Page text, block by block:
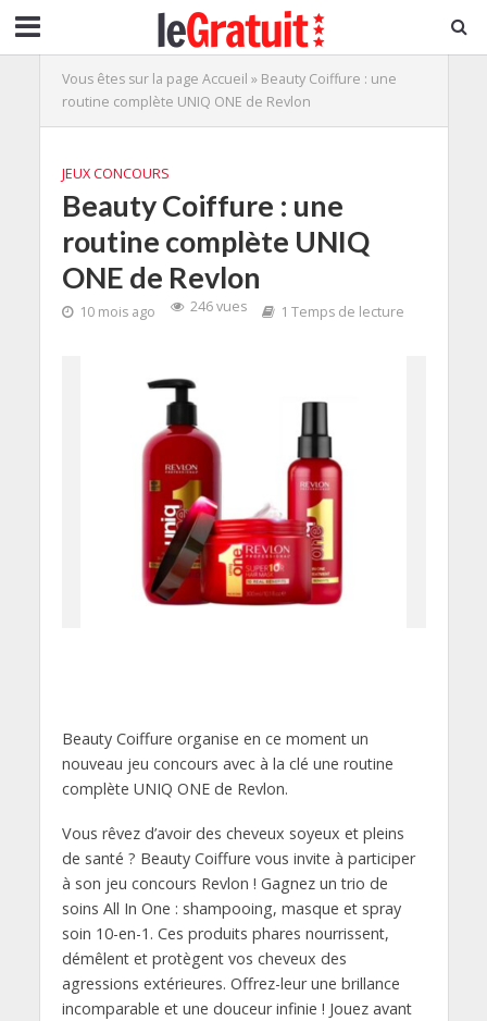
Vous êtes sur la page Accueil » Beauty Coiffure : une
routine complète UNIQ ONE de Revlon
JEUX CONCOURS
Beauty Coiffure : une
routine complète UNIQ
ONE de Revlon
10 mois ago 246 vues 1 Temps de lecture
Beauty Coiffure organise en ce moment un
nouveau jeu concours avec à la clé une routine
complète UNIQ ONE de Revlon.
Vous rêvez d’avoir des cheveux soyeux et pleins
de santé ? Beauty Coiffure vous invite à participer
à son jeu concours Revlon ! Gagnez un trio de
soins All In One : shampooing, masque et spray
soin 10-en-1. Ces produits phares nourrissent,
démêlent et protègent vos cheveux des
agressions extérieures. Offrez-leur une brillance
incomparable et une douceur infinie ! Jouez avant